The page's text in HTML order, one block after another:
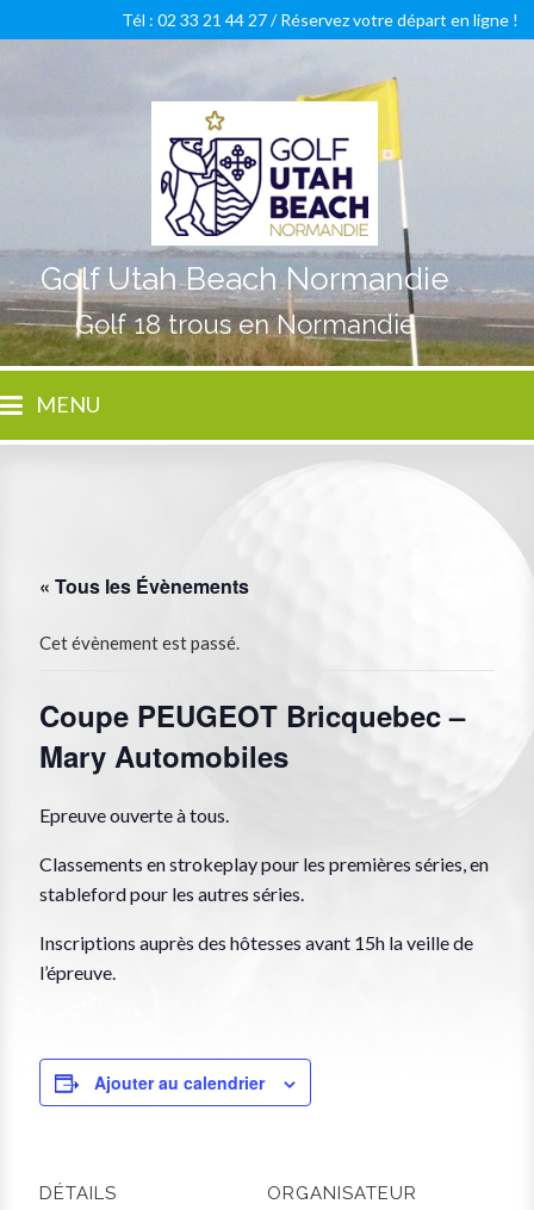
Golf Utah Beach Normandie
Golf 18 trous en Normandie
Tél : 02 33 21 44 27 /Réservez votre départ en ligne !
MENU
« Tous les Évènements
Cet évènement est passé.
Coupe PEUGEOT Bricquebec –
Mary Automobiles
Epreuve ouverte à tous.
Classements en strokeplay pour les premières séries, en
stableford pour les autres séries.
Inscriptions auprès des hôtesses avant 15h la veille de
l’épreuve.
Ajouter au calendrier
DÉTAILS ORGANISATEUR